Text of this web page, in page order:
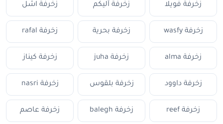
زخرفة فويلا زخرفة آليكم زخرفة اشل
زخرفة wasfy زخرفة بحرية زخرفة rafal
زخرفة alma زخرفة juha زخرفة كيناز
زخرفة داوود زخرفة بلقوس زخرفة nasri
زخرفة reef زخرفة balegh زخرفة عاصم